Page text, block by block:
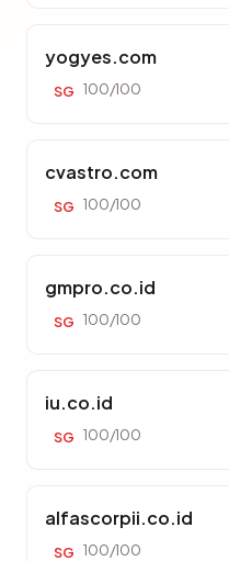
yogyes.com
SG 100/100
cvastro.com
SG 100/100
gmpro.co.id
SG 100/100
iu.co.id
SG 100/100
alfascorpii.co.id
SG 100/100